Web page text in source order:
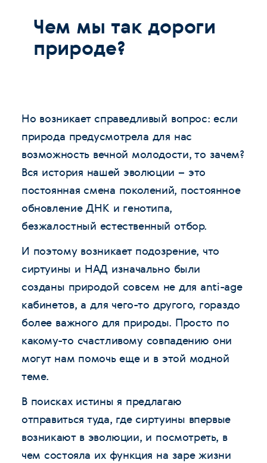
Чем мы так дороги
природе?
Но возникает справедливый вопрос: если
природа предусмотрела для нас
возможность вечной молодости, то зачем?
Вся история нашей эволюции – это
постоянная смена поколений, постоянное
обновление ДНК и генотипа,
безжалостный естественный отбор.
И поэтому возникает подозрение, что
сиртуины и НАД изначально были
созданы природой совсем не для anti-age
кабинетов, а для чего-то другого, гораздо
более важного для природы. Просто по
какому-то счастливому совпадению они
могут нам помочь еще и в этой модной
теме.
В поисках истины я предлагаю
отправиться туда, где сиртуины впервые
возникают в эволюции, и посмотреть, в
чем состояла их функция на заре жизни